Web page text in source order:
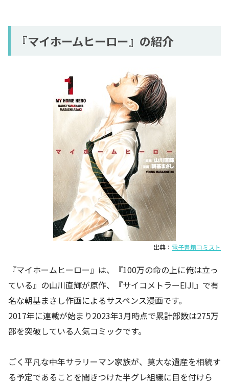
『マイホームヒーロー』の紹介
出典： 電子書籍コミスト
『マイホームヒーロー』は、『100万の命の上に俺は立っ
ている』の山川直輝が原作、『サイコメトラーEIJI』で有
名な朝基まさし作画によるサスペンス漫画です。
2017年に連載が始まり2023年3月時点で累計部数は275万
部を突破している人気コミックです。
ごく平凡な中年サラリーマン家族が、莫大な遺産を相続す
る予定であることを聞きつけた半グレ組織に目を付けら